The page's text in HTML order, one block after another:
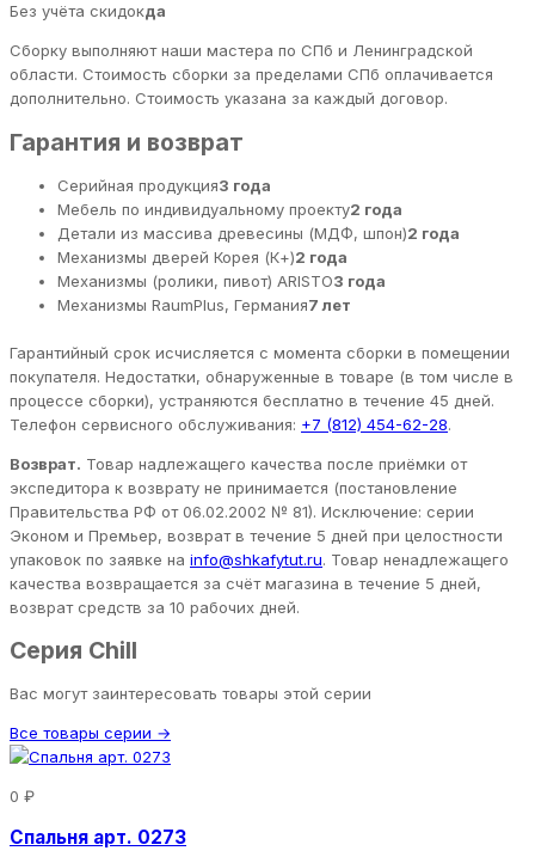
Без учёта скидокда
Сборку выполняют наши мастера по СПб и Ленинградской
области. Стоимость сборки за пределами СПб оплачивается
дополнительно. Стоимость указана за каждый договор.
Гарантия и возврат
Серийная продукция3 года
Мебель по индивидуальному проекту2 года
Детали из массива древесины (МДФ, шпон)2 года
Механизмы дверей Корея (К+)2 года
Механизмы (ролики, пивот) ARISTO3 года
Механизмы RaumPlus, Германия7 лет
Гарантийный срок исчисляется с момента сборки в помещении
покупателя. Недостатки, обнаруженные в товаре (в том числе в
процессе сборки), устраняются бесплатно в течение 45 дней.
Телефон сервисного обслуживания: +7 (812) 454-62-28.
Возврат. Товар надлежащего качества после приёмки от
экспедитора к возврату не принимается (постановление
Правительства РФ от 06.02.2002 № 81). Исключение: серии
Эконом и Премьер, возврат в течение 5 дней при целостности
упаковок по заявке на info@shkafytut.ru. Товар ненадлежащего
качества возвращается за счёт магазина в течение 5 дней,
возврат средств за 10 рабочих дней.
Серия Chill
Вас могут заинтересовать товары этой серии
Все товары серии →
0 ₽
Спальня арт. 0273